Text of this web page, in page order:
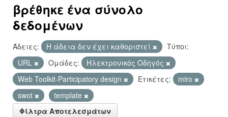
βρέθηκε ένα σύνολο
δεδομένων
Άδειες: Η άδεια δεν έχει καθοριστεί
Τύποι:
URL
Ομάδες:
Hλεκτρονικός Οδηγός
Web Toolkit-Participatory design
Ετικέτες:
miro
swot
template
Φίλτρα Αποτελεσμάτων